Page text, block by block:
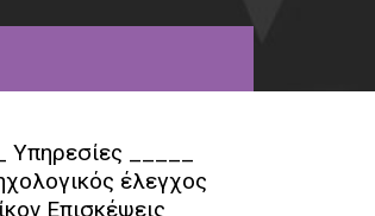
Υπηρεσίες _____
έλεγχος
Επισκέψεις